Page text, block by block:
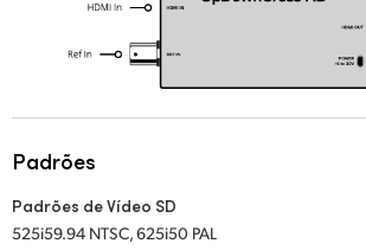
Padrões
Padrões de Vídeo SD
525i59.94 NTSC, 625i50 PAL